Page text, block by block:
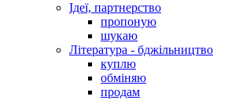
Ідеї, партнерство
пропоную
шукаю
Література - бджільництво
куплю
обміняю
продам